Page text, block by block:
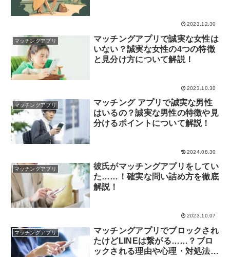
2023.12.30
マッチングアプリ
マッチングアプリで誠実な女性は
いない？誠実な女性の4つの特徴
と見分け方について解説！
2023.10.30
マッチングアプリ
マッチング アプリで誠実な男性
はいるの？誠実な男性の特徴や見
分けるポイントについて解説！
2024.08.30
マッチングアプリ
彼氏がマッチングアプリをしてい
た……！確実な問い詰め方を徹底
解説！
2023.10.07
マッチングアプリ
マッチングアプリでブロックされ
たけどLINEは繋がる……？ブロ
ックされる理由や心理・対処法に